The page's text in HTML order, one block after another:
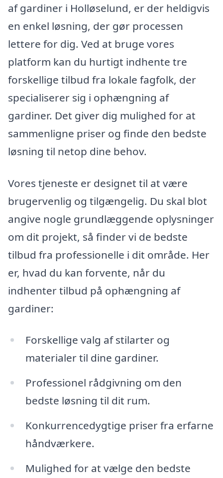
af gardiner i Holløselund, er der heldigvis
en enkel løsning, der gør processen
lettere for dig. Ved at bruge vores
platform kan du hurtigt indhente tre
forskellige tilbud fra lokale fagfolk, der
specialiserer sig i ophængning af
gardiner. Det giver dig mulighed for at
sammenligne priser og finde den bedste
løsning til netop dine behov.
Vores tjeneste er designet til at være
brugervenlig og tilgængelig. Du skal blot
angive nogle grundlæggende oplysninger
om dit projekt, så finder vi de bedste
tilbud fra professionelle i dit område. Her
er, hvad du kan forvente, når du
indhenter tilbud på ophængning af
gardiner:
Forskellige valg af stilarter og
materialer til dine gardiner.
Professionel rådgivning om den
bedste løsning til dit rum.
Konkurrencedygtige priser fra erfarne
håndværkere.
Mulighed for at vælge den bedste